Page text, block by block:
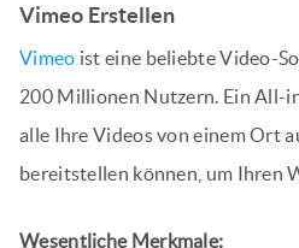
Vimeo Erstellen
Vimeo ist eine beliebte Video-
200 Millionen Nutzern. Ein All-
alle Ihre Videos von einem Ort
bereitstellen können, um Ihren
Wesentliche Merkmale: